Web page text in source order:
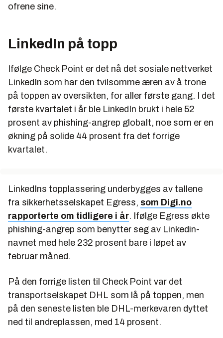
ofrene sine.
LinkedIn på topp
Ifølge Check Point er det nå det sosiale nettverket
LinkedIn som har den tvilsomme æren av å trone
på toppen av oversikten, for aller første gang. I det
første kvartalet i år ble LinkedIn brukt i hele 52
prosent av phishing-angrep globalt, noe som er en
økning på solide 44 prosent fra det forrige
kvartalet.
LinkedIns topplassering underbygges av tallene
fra sikkerhetsselskapet Egress, som Digi.no
rapporterte om tidligere i år. Ifølge Egress økte
phishing-angrep som benytter seg av Linkedin-
navnet med hele 232 prosent bare i løpet av
februar måned.
På den forrige listen til Check Point var det
transportselskapet DHL som lå på toppen, men
på den seneste listen ble DHL-merkevaren dyttet
ned til andreplassen, med 14 prosent.